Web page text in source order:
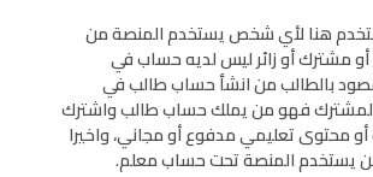
هنا لأي شخص يستخدم المنصة من
مشترك أو زائر ليس لديه حساب في
بالطالب من انشأ حساب طالب في
المشترك فهو من يملك حساب طالب واشترك
أو محتوى تعليمي مدفوع أو مجاني، واخيرا
يستخدم المنصة تحت حساب معلم.